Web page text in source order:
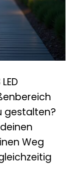
gestalten?
Weg